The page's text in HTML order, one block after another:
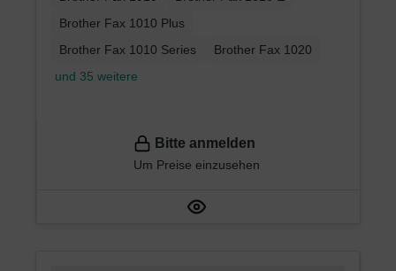
Brother Fax 1010 Plus
Brother Fax 1010 Series
Brother Fax 1020
und 35 weitere
Bitte anmelden
Um Preise einzusehen